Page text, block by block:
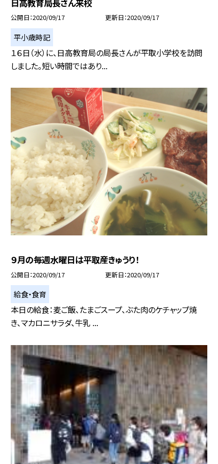
日高教育局長さん来校
公開日 2020/09/17 更新日 2020/09/17
平小歳時記
１６日（水）に、日高教育局の局長さんが平取小学校を訪問
しました。短い時間ではあり...
９月の毎週水曜日は平取産きゅうり！
公開日 2020/09/17 更新日 2020/09/17
給食・食育
本日の給食：麦ご飯、たまごスープ、ぶた肉のケチャップ焼
き、マカロニサラダ、牛乳 ...